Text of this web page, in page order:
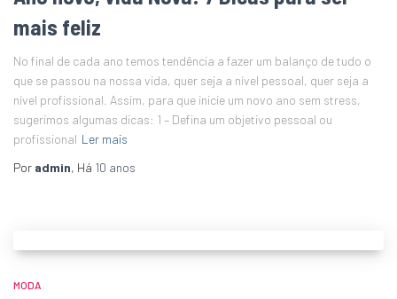
mais feliz
No final de cada ano temos tendência a fazer um balanço de tudo o
que se passou na nossa vida, quer seja a nível pessoal, quer seja a
nível profissional. Assim, para que inicie um novo ano sem stress,
sugerimos algumas dicas: 1 – Defina um objetivo pessoal ou
profissional Ler mais
Por admin, Há 10 anos
MODA